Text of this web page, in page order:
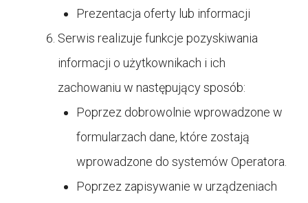
Prezentacja oferty lub informacji
Serwis realizuje funkcje pozyskiwania
informacji o użytkownikach i ich
zachowaniu w następujący sposób:
Poprzez dobrowolnie wprowadzone w
formularzach dane, które zostają
wprowadzone do systemów Operatora.
Poprzez zapisywanie w urządzeniach